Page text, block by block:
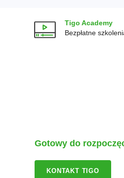
Tigo Academy
Bezpłatne
Gotowy do
KONTAKT TIGO